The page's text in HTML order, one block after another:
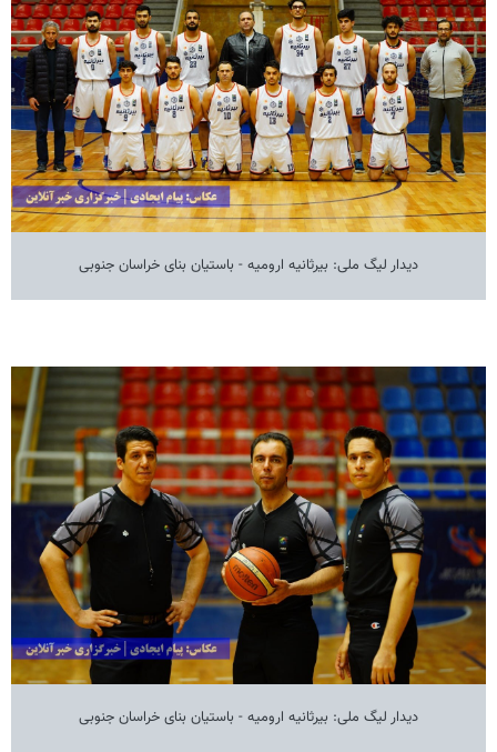
دیدار لیگ ملی: بیرثانیه ارومیه - باستیان بنای خراسان جنوبی
دیدار لیگ ملی: بیرثانیه ارومیه - باستیان بنای خراسان جنوبی